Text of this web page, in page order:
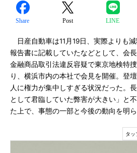
Share Post LINE
日産自動車は11月19日、実際よりも
報告書に記載していたなどとして、会
金融商品取引法違反容疑で東京地検特
り、横浜市内の本社で会見を開催。登
人に権力が集中しすぎる状況だった。
として君臨していた弊害が大きい」と
た上で、事態の一部と今後の動向を明ら